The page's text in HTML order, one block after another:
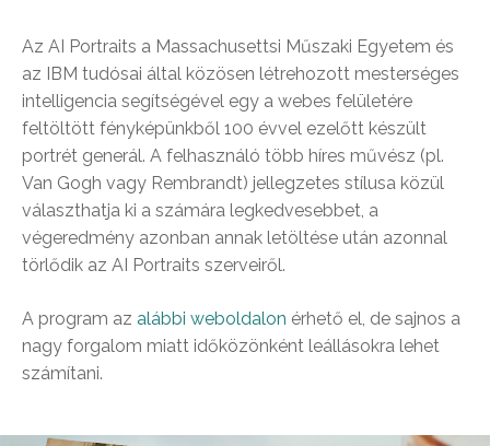
Az AI Portraits a Massachusettsi Műszaki Egyetem és
az IBM tudósai által közösen létrehozott mesterséges
intelligencia segítségével egy a webes felületére
feltöltött fényképünkből 100 évvel ezelőtt készült
portrét generál. A felhasználó több híres művész (pl.
Van Gogh vagy Rembrandt) jellegzetes stílusa közül
választhatja ki a számára legkedvesebbet, a
végeredmény azonban annak letöltése után azonnal
törlődik az AI Portraits szerveiről.
A program az alábbi weboldalon érhető el, de sajnos a
nagy forgalom miatt időközönként leállásokra lehet
számítani.